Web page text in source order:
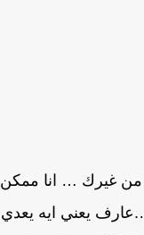
غيرك … انا ممكن
يعني ايه يعدي